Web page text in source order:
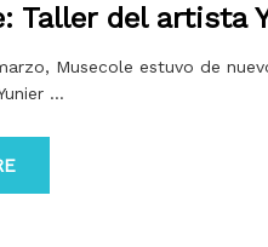
Taller del artista
Musecole estuvo de
…